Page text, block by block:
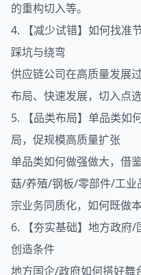
的重构切入等。
4. 【减少试错】如何找准
踩坑与绕弯
供应链公司在高质量发展
布局、快速发展，切入点选
5. 【品类布局】单品类如
局，促规模高质量扩张
单品类如何做强做大，借
菇/养殖/钢板/零部件/工业
宗业务同质化，如何既做
6. 【夯实基础】地方政府
创造条件
地方国企/政府如何搭好舞